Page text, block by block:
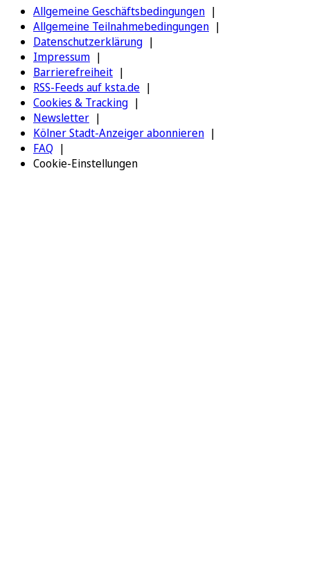
Allgemeine Geschäftsbedingungen
Allgemeine Teilnahmebedingungen
Datenschutzerklärung
Impressum
Barrierefreiheit
RSS-Feeds auf ksta.de
Cookies & Tracking
Newsletter
Kölner Stadt-Anzeiger abonnieren
FAQ
Cookie-Einstellungen